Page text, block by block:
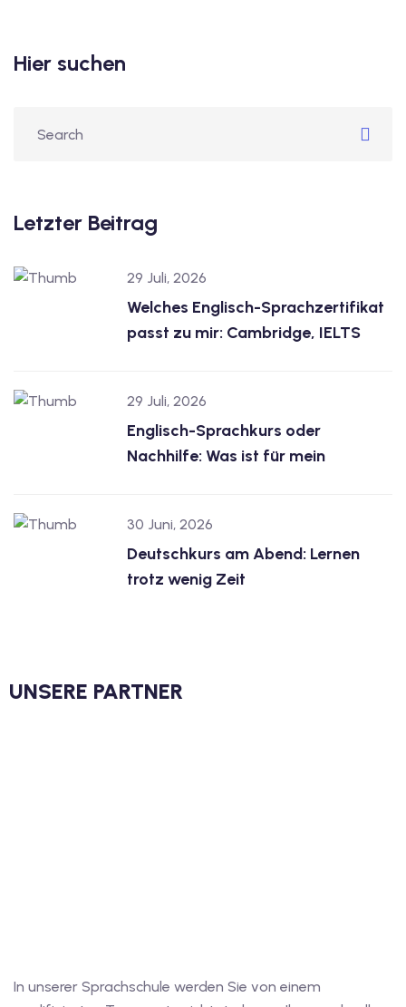
Hier suchen
Letzter Beitrag
29 Juli, 2026
Welches Englisch-Sprachzertifikat
passt zu mir: Cambridge, IELTS
29 Juli, 2026
Englisch-Sprachkurs oder
Nachhilfe: Was ist für mein
30 Juni, 2026
Deutschkurs am Abend: Lernen
trotz wenig Zeit
UNSERE PARTNER
In unserer Sprachschule werden Sie von einem